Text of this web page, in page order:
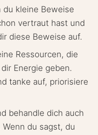
du kleine Beweise
vertraut hast und
diese Beweise auf.
Ressourcen, die
Energie geben.
tanke auf, priorisiere
behandle dich auch
du sagst, du